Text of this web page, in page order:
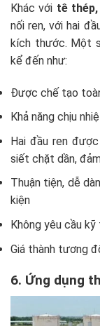
Khác với tê thép,
nối ren, với hai
kích thước. Một
kể đến như:
Được chế tạo
Khả năng chịu
Hai đầu ren
siết chặt dần,
Thuận tiện, dễ
kiện
Không yêu cầu
Giá thành tương
6. Ứng dụng